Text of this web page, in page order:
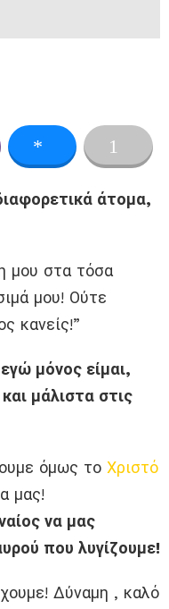
άτομα,
μου στα τόσα
μου! Ούτε
κανείς!”
μόνος είμαι,
μάλιστα στις
όμως το Χριστό
μας!
να μας
που λυγίζουμε!
Δύναμη , καλό